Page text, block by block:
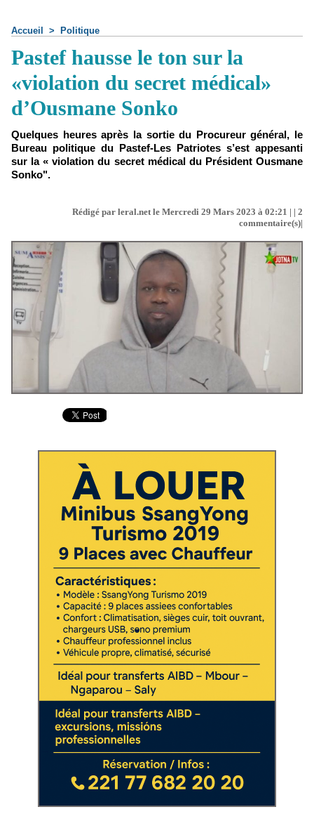
Accueil > Politique
Pastef hausse le ton sur la
«violation du secret médical»
d’Ousmane Sonko
Quelques heures après la sortie du Procureur général, le
Bureau politique du Pastef-Les Patriotes s’est appesanti
sur la « violation du secret médical du Président Ousmane
Sonko".
Rédigé par leral.net le Mercredi 29 Mars 2023 à 02:21 | | 2
commentaire(s)|